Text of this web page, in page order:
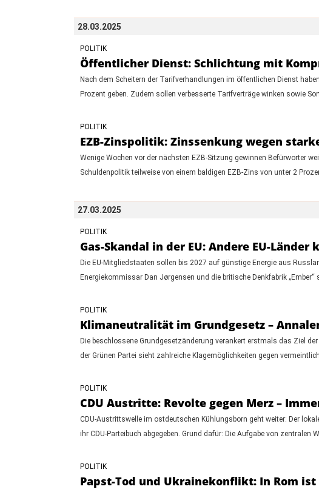
28.03.2025
POLITIK
Öffentlicher Dienst: Schlichtung mit
Nach dem Scheitern der Tarifverhandlungen im öffentlichen Dienst
Prozent geben. Zudem sollen verbesserte Tarifverträge winken sowie
POLITIK
EZB-Zinspolitik: Zinssenkung wegen
Wenige Wochen vor der nächsten EZB-Sitzung gewinnen Befürworter
Schuldenpolitik teilweise von einem baldigen EZB-Zins von unter 2
27.03.2025
POLITIK
Gas-Skandal in der EU: Andere EU-
Die EU-Mitgliedstaaten sollen bis 2027 auf günstige Energie aus
Energiekommissar Dan Jørgensen und die britische Denkfabrik
POLITIK
Klimaneutralität im Grundgesetz –
Die beschlossene Grundgesetzänderung verankert erstmals das Ziel
der Grünen Partei sieht zahlreiche Klagemöglichkeiten gegen
POLITIK
CDU Austritte: Revolte gegen Merz –
CDU-Austrittswelle im ostdeutschen Kühlungsborn geht weiter: Der
ihr CDU-Parteibuch abgegeben. Grund dafür: Die Aufgabe von zentralen
POLITIK
Papst-Tod und Ukrainekonflikt: In Rom